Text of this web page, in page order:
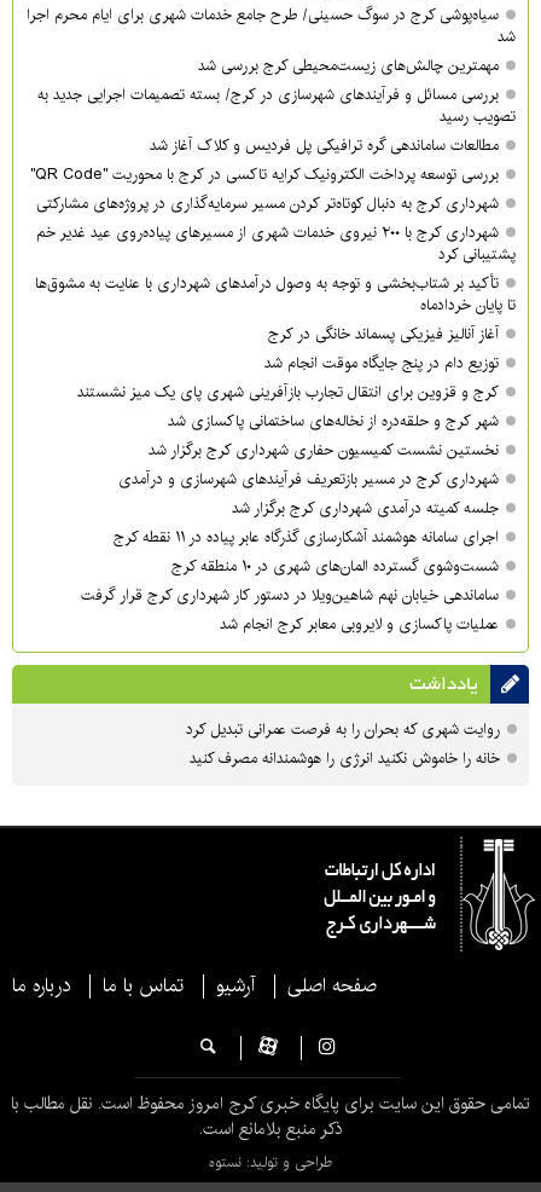
سیاه‌پوشی کرج در سوگ حسینی/ طرح جامع خدمات شهری برای ایام محرم اجرا
شد
مهمترین چالش‌های زیست‌محیطی کرج بررسی شد
بررسی مسائل و فرآیندهای شهرسازی در کرج/ بسته تصمیمات اجرایی جدید به
تصویب رسید
مطالعات ساماندهی گره ترافیکی پل فردیس و کلاک آغاز شد
بررسی توسعه پرداخت الکترونیک کرایه تاکسی در کرج با محوریت "QR Code"
شهرداری کرج به دنبال کوتاه‌تر کردن مسیر سرمایه‌گذاری در پروژه‌های مشارکتی
شهرداری کرج با ۲۰۰ نیروی خدمات شهری از مسیرهای پیاده‌روی عید غدیر خم
پشتیبانی کرد
تأکید بر شتاب‌بخشی و توجه به وصول درآمدهای شهرداری با عنایت به مشوق‌ها
تا پایان خردادماه
آغاز آنالیز فیزیکی پسماند خانگی در کرج
توزیع دام در پنج جایگاه موقت انجام شد
کرج و قزوین برای انتقال تجارب بازآفرینی شهری پای یک میز نشستند
شهر کرج و حلقه‌دره از نخاله‌های ساختمانی پاکسازی شد
نخستین نشست کمیسیون حفاری شهرداری کرج برگزار شد
شهرداری کرج در مسیر بازتعریف فرآیندهای شهرسازی و درآمدی
جلسه کمیته درآمدی شهرداری کرج برگزار شد
اجرای سامانه هوشمند آشکارسازی گذرگاه عابر پیاده در ۱۱ نقطه کرج
شست‌وشوی گسترده المان‌های شهری در ۱۰ منطقه کرج
ساماندهی خیابان نهم شاهین‌ویلا در دستور کار شهرداری کرج قرار گرفت
عملیات پاکسازی و لایروبی معابر کرج انجام شد
یادداشت
روایت شهری که بحران را به فرصت عمرانی تبدیل کرد
خانه را خاموش نکنید انرژی را هوشمندانه مصرف کنید
صفحه اصلی آرشیو تماس با ما درباره ما
تمامی حقوق این سایت برای پایگاه خبری کرج امروز محفوظ است. نقل مطالب با
ذکر منبع بلامانع است.
طراحی و تولید: نستوه